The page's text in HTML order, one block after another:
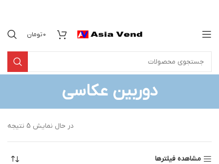
0تومان
دوربین عکاسی
در حال نمایش 5 نتیجه
مشاهده فیلترها